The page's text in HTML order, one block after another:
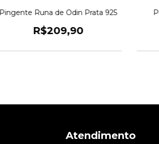
Pingente Runa de Odin Prata 925
R$209,90
Atendimento